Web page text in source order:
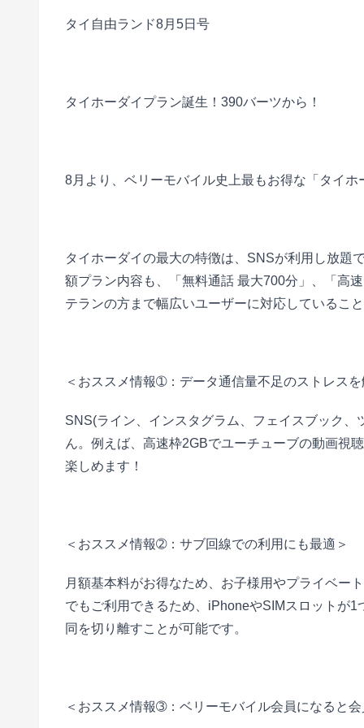
タイ自由ランド8月5日号
タイホーダイプラン誕生！390バーツから！
8月より、ベリーモバイル史上最もお得な「タイ
タイホーダイの最大の特徴は、SNSが利用し放題
額プラン内容も、「無料通話 最大700分」、「高
テランの方まで幅広いユーザーに対応しているこ
＜おススメ情報➀：データ通信量不足のストレス
SNS(ライン、インスタグラム、フェイスブック
ん。例えば、高速枠2GBでユーチューブの動画視
楽しめます！
＜おススメ情報➁：サブ回線での利用にも最適＞
月額基本料がお得なため、お子様用やプライベー
でもご利用できるため、iPhoneやSIMスロットが
同を切り離すことが可能です。
＜おススメ情報➂：ベリーモバイル会員になると